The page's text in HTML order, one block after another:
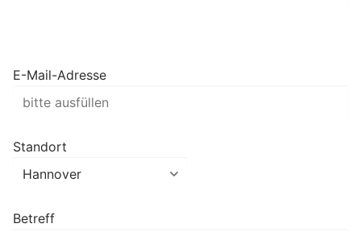
E-Mail-Adresse
Standort
Betreff